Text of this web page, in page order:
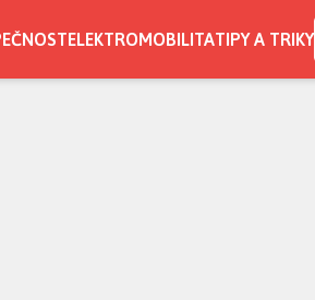
ELEKTROMOBILITATIPY A TRIKY